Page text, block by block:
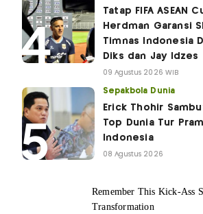
Tatap FIFA ASEAN
Herdman Garansi
Timnas Indonesia
Diks dan Jay Idzes
09 Agustus 2026 WIB
Sepakbola Dunia
Erick Thohir
Top Dunia Tur
Indonesia
08 Agustus 2026